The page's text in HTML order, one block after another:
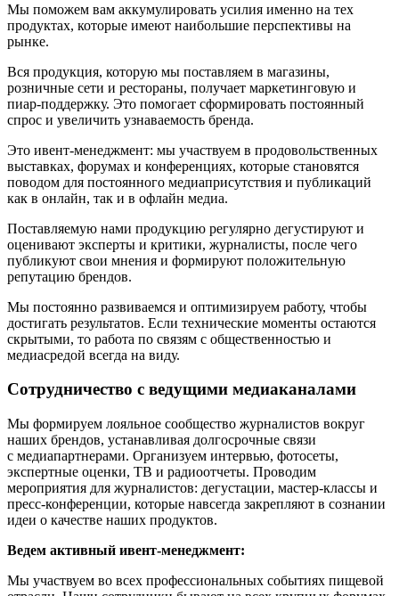
Мы поможем вам аккумулировать усилия именно на тех
продуктах, которые имеют наибольшие перспективы на
рынке.
Вся продукция, которую мы поставляем в магазины,
розничные сети и рестораны, получает маркетинговую и
пиар-поддержку. Это помогает сформировать постоянный
спрос и увеличить узнаваемость бренда.
Это ивент-менеджмент: мы участвуем в продовольственных
выставках, форумах и конференциях, которые становятся
поводом для постоянного медиаприсутствия и публикаций
как в онлайн, так и в офлайн медиа.
Поставляемую нами продукцию регулярно дегустируют и
оценивают эксперты и критики, журналисты, после чего
публикуют свои мнения и формируют положительную
репутацию брендов.
Мы постоянно развиваемся и оптимизируем работу, чтобы
достигать результатов. Если технические моменты остаются
скрытыми, то работа по связям с общественностью и
медиасредой всегда на виду.
Сотрудничество с ведущими медиаканалами
Мы формируем лояльное сообщество журналистов вокруг
наших брендов, устанавливая долгосрочные связи
с медиапартнерами. Организуем интервью, фотосеты,
экспертные оценки, ТВ и радиоотчеты. Проводим
мероприятия для журналистов: дегустации, мастер-классы и
пресс-конференции, которые навсегда закрепляют в сознании
идеи о качестве наших продуктов.
Ведем активный ивент-менеджмент:
Мы участвуем во всех профессиональных событиях пищевой